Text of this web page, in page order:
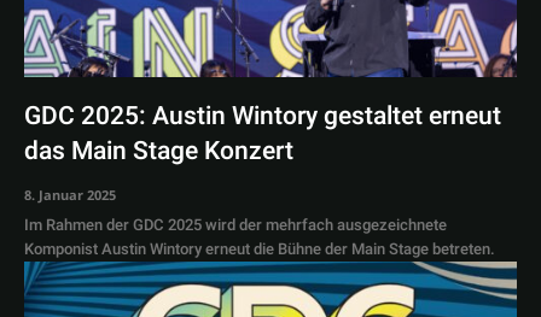
GDC 2025: Austin Wintory gestaltet erneut
das Main Stage Konzert
8. Januar 2025
Im Rahmen der GDC 2025 wird der mehrfach ausgezeichnete
Komponist Austin Wintory erneut die Bühne der Main Stage betreten.